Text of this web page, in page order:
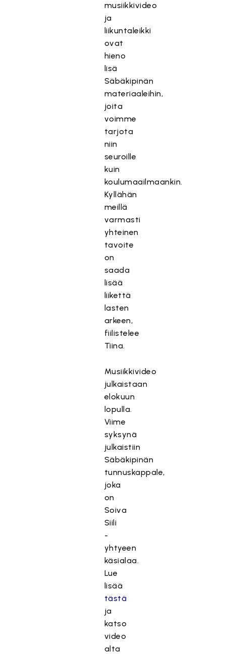
musiikkivideo
ja
liikuntaleikki
ovat
hieno
lisä
Säbäkipinän
materiaaleihin,
joita
voimme
tarjota
niin
seuroille
kuin
koulumaailmaankin.
Kyllähän
meillä
varmasti
yhteinen
tavoite
on
saada
lisää
liikettä
lasten
arkeen,
fiilistelee
Tiina.
Musiikkivideo
julkaistaan
elokuun
lopulla.
Viime
syksynä
julkaistiin
Säbäkipinän
tunnuskappale,
joka
on
Soiva
Siili
-
yhtyeen
käsialaa.
Lue
lisää
tästä
ja
katso
video
alta
T
ä
m
i
s
ä
l
t
ö
o
n
t
t
t
y
,
k
o
s